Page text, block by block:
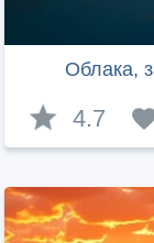
Облака,
4.7